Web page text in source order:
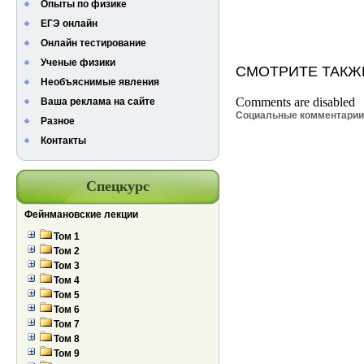
Опыты по физике
ЕГЭ онлайн
Онлайн тестирование
Ученые физики
Необъяснимые явления
Ваша реклама на сайте
Разное
Контакты
Спецкурс
Фейнмановские лекции
Том 1
Том 2
Том 3
Том 4
Том 5
Том 6
Том 7
Том 8
Том 9
СМОТРИТЕ
Comments are disabled
Социальные комментарии